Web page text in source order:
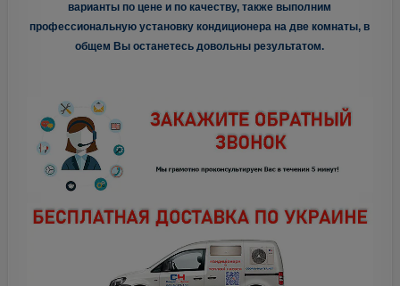
варианты по цене и по качеству, также выполним
профессиональную установку кондиционера на две комнаты, в
общем Вы останетесь довольны результатом.